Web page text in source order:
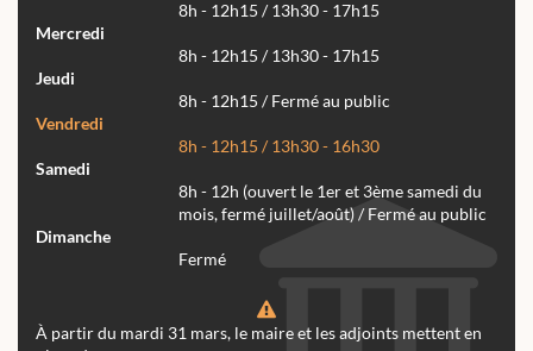
8h - 12h15 / 13h30 - 17h15
Mercredi
8h - 12h15 / 13h30 - 17h15
Jeudi
8h - 12h15 / Fermé au public
Vendredi
8h - 12h15 / 13h30 - 16h30
Samedi
8h - 12h (ouvert le 1er et 3ème samedi du
mois, fermé juillet/août) / Fermé au public
Dimanche
Fermé
À partir du mardi 31 mars, le maire et les adjoints mettent en